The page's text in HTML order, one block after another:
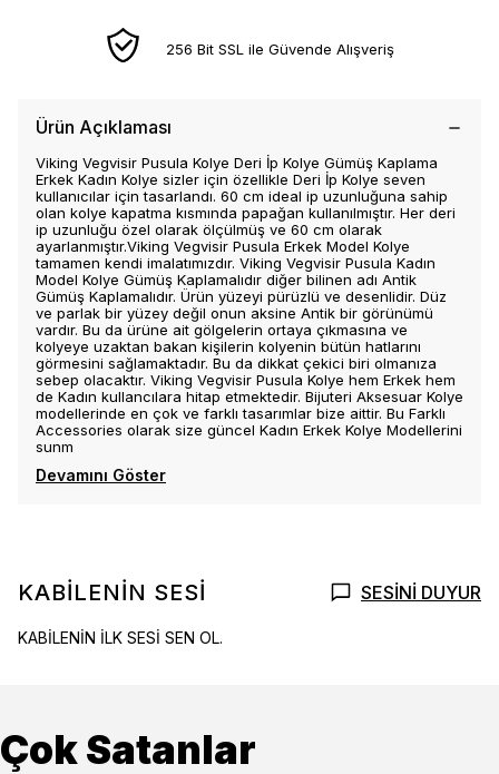
256 Bit SSL ile Güvende Alışveriş
Ürün Açıklaması
Viking Vegvisir Pusula Kolye Deri İp Kolye Gümüş Kaplama
Erkek Kadın Kolye sizler için özellikle Deri İp Kolye seven
kullanıcılar için tasarlandı. 60 cm ideal ip uzunluğuna sahip
olan kolye kapatma kısmında papağan kullanılmıştır. Her deri
ip uzunluğu özel olarak ölçülmüş ve 60 cm olarak
ayarlanmıştır.Viking Vegvisir Pusula Erkek Model Kolye
tamamen kendi imalatımızdır. Viking Vegvisir Pusula Kadın
Model Kolye Gümüş Kaplamalıdır diğer bilinen adı Antik
Gümüş Kaplamalıdır. Ürün yüzeyi pürüzlü ve desenlidir. Düz
ve parlak bir yüzey değil onun aksine Antik bir görünümü
vardır. Bu da ürüne ait gölgelerin ortaya çıkmasına ve
kolyeye uzaktan bakan kişilerin kolyenin bütün hatlarını
görmesini sağlamaktadır. Bu da dikkat çekici biri olmanıza
sebep olacaktır. Viking Vegvisir Pusula Kolye hem Erkek hem
de Kadın kullancılara hitap etmektedir. Bijuteri Aksesuar Kolye
modellerinde en çok ve farklı tasarımlar bize aittir. Bu Farklı
Accessories olarak size güncel Kadın Erkek Kolye Modellerini
sunm
Devamını Göster
KABİLENİN SESİ SESİNİ DUYUR
KABİLENİN İLK SESİ SEN OL.
Çok Satanlar